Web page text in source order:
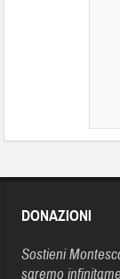
DONAZIONI
Sostieni
saremo